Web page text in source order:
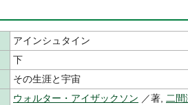
アインシュタイン
下
その生涯と宇宙
ウォルター・アイザックソン ／著,
二